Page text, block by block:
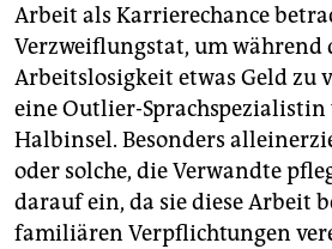
Arbeit als Karrierechance
Verzweiflungstat, um während
Arbeitslosigkeit etwas Geld zu
eine Outlier-Sprachspezialistin
Halbinsel. Besonders
oder solche, die Verwandte
darauf ein, da sie diese Arbeit
familiären Verpflichtungen